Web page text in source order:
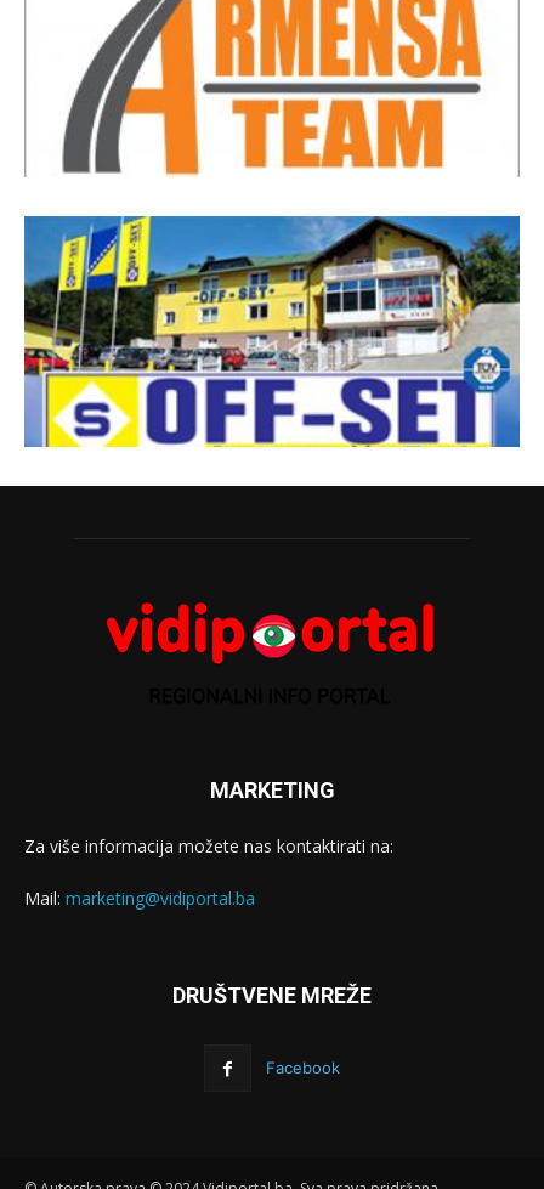
MARKETING
Za više informacija možete nas kontaktirati na:
Mail: marketing@vidiportal.ba
DRUŠTVENE MREŽE
Facebook